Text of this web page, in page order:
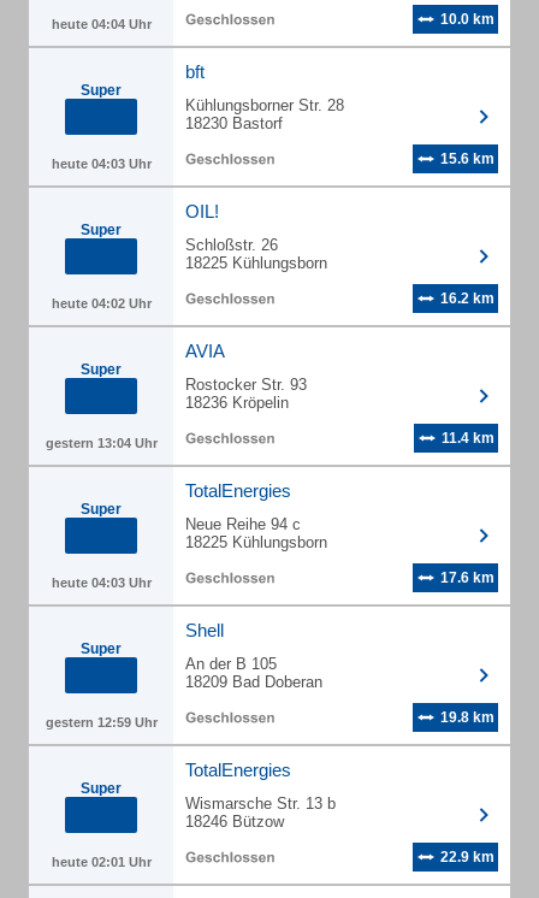
heute 04:04 Uhr 10.0 km
Super
heute 04:03 Uhr
bft
Kühlungsborner Str. 28
18230 Bastorf
15.6 km
Super
heute 04:02 Uhr
OIL!
Schloßstr. 26
18225 Kühlungsborn
16.2 km
Super
gestern 13:04 Uhr
AVIA
Rostocker Str. 93
18236 Kröpelin
11.4 km
Super
heute 04:03 Uhr
TotalEnergies
Neue Reihe 94 c
18225 Kühlungsborn
17.6 km
Super
gestern 12:59 Uhr
Shell
An der B 105
18209 Bad Doberan
19.8 km
Super
heute 02:01 Uhr
TotalEnergies
Wismarsche Str. 13 b
18246 Bützow
22.9 km